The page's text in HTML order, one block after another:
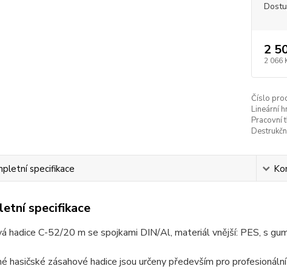
2
2 066
Číslo
Lineární
Pracovní
specifikace
specifikace
hadice C-52/20 m se spojkami DIN/Al, materiál vnější: PES, s
hasičské zásahové hadice jsou určeny především pro